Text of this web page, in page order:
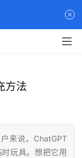
方法
来说，ChatGPT
玩具。想把它用